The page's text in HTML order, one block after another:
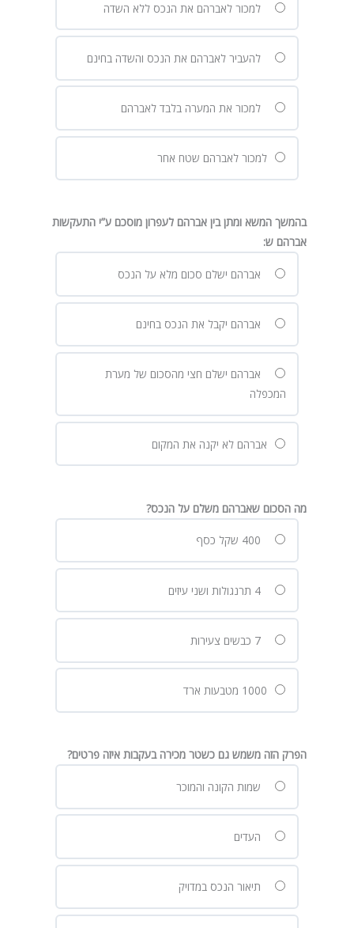
למכור לאברהם את הנכס ללא השדה
להעביר לאברהם את הנכס והשדה בחינם
למכור את המערה בלבד לאברהם
למכור לאברהם שטח אחר
בהמשך המשא ומתן בין אברהם לעפרון מוסכם ע”י התעקשות
אברהם ש:
אברהם ישלם סכום מלא על הנכס
אברהם יקבל את הנכס בחינם
אברהם ישלם חצי מהסכום של מערת
המכפלה
אברהם לא יקנה את המקום
מה הסכום שאברהם משלם על הנכס?
4 תרנגולות ושני עיזים
7 כבשים צעירות
הפרק הזה משמש גם כשטר מכירה בעקבות איזה פרטים?
שמות הקונה והמוכר
העדים
תיאור הנכס במדויק